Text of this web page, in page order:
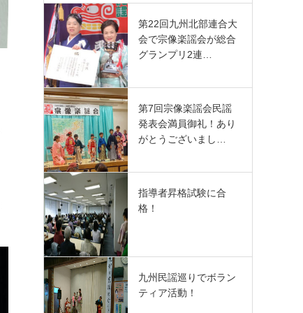
第22回九州北部連合大
会で宗像楽謡会が総合
グランプリ2連…
第7回宗像楽謡会民謡
発表会満員御礼！あり
がとうございまし…
指導者昇格試験に合
格！
九州民謡巡りでボラン
ティア活動！